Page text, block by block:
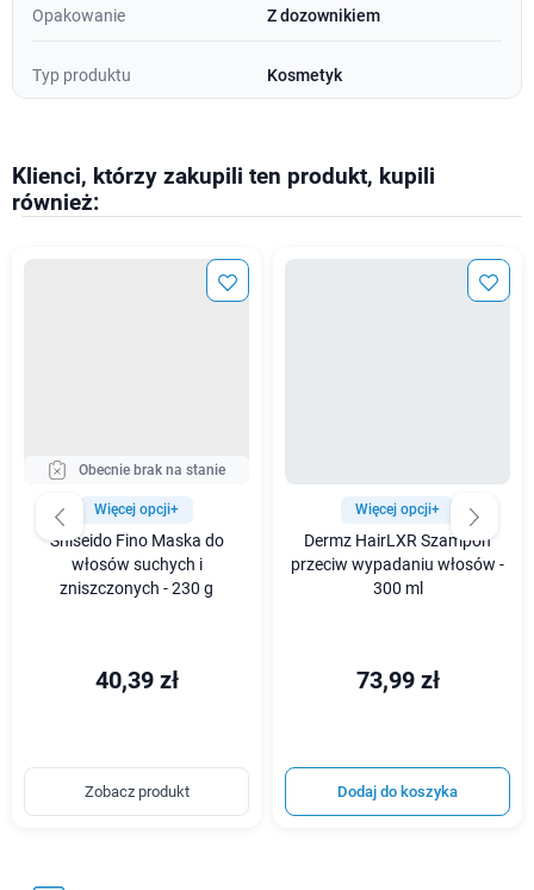
Opakowanie Z dozownikiem
Typ produktu Kosmetyk
Klienci, którzy zakupili ten produkt, kupili
również:
Obecnie brak na stanie
Więcej opcji+
Shiseido Fino Maska do
włosów suchych i
zniszczonych - 230 g
40,39 zł
Zobacz produkt
Więcej opcji+
Dermz HairLXR Szampon
przeciw wypadaniu włosów -
300 ml
73,99 zł
Dodaj do koszyka